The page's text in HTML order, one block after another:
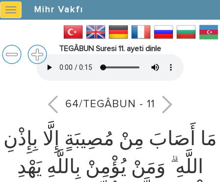
Mihr
Vakfı
Mihr Vakfı
TEGÂBUN Suresi 11. ayeti dinle
64/TEGÂBUN - 11
مَا أَصَابَ مِنْ مُصِيبَةٍ إِلَّا بِإِذْنِ
اللَّهِ ۗ وَمَنْ يُؤْمِنْ بِاللَّهِ يَهْدِ